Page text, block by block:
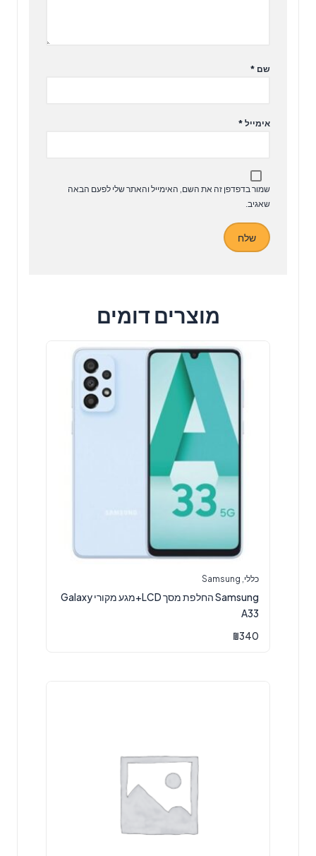
שם *
אימייל *
שמור בדפדפן זה את השם, האימייל והאתר שלי לפעם הבאה
שאגיב.
מוצרים דומים
כללי Samsung
Samsung החלפת מסך LCD+מגע מקורי Galaxy
A33
₪340